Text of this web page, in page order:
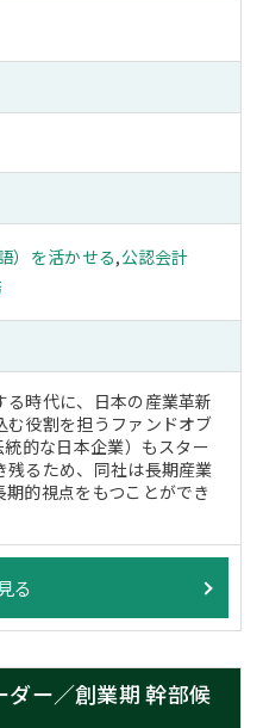
）を活かせる,公認会計
時代に、日本の産業革新
む役割を担うファンドオブ
的な日本企業）もスター
残るため、同社は長期産業
的視点をもつことができ
る
ー／創業期 幹部候